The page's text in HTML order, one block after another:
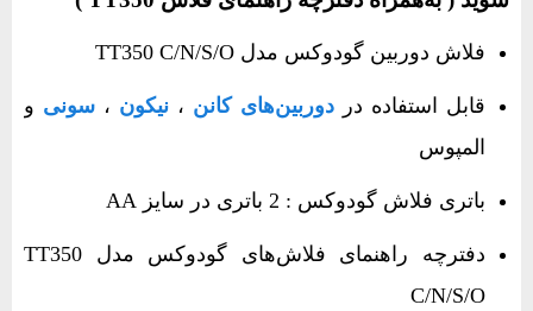
فلاش دوربین گودوکس مدل TT350 C/N/S/O
قابل استفاده در دوربین‌های کانن ، نیکون ، سونی و
المپوس
باتری فلاش گودوکس : 2 باتری در سایز AA
دفترچه راهنمای فلاش‌های گودوکس مدل TT350
C/N/S/O